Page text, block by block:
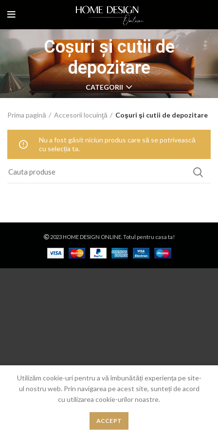
Coşuri şi cutii de
depozitare
CATEGORII
Prima pagină Accesorii locuinţă Coşuri şi cutii de depozitare
Nu a fost găsit niciun produs care să se potrivească
cu selecția ta.
2023 HOME DESIGN ONLINE. Totul pentru casa ta!
Utilizăm cookie-uri pentru a vă îmbunătăți experiența pe site-
ul nostru web. Prin navigarea pe acest site, sunteți de acord
cu utilizarea cookie-urilor noastre.
ACCEPT